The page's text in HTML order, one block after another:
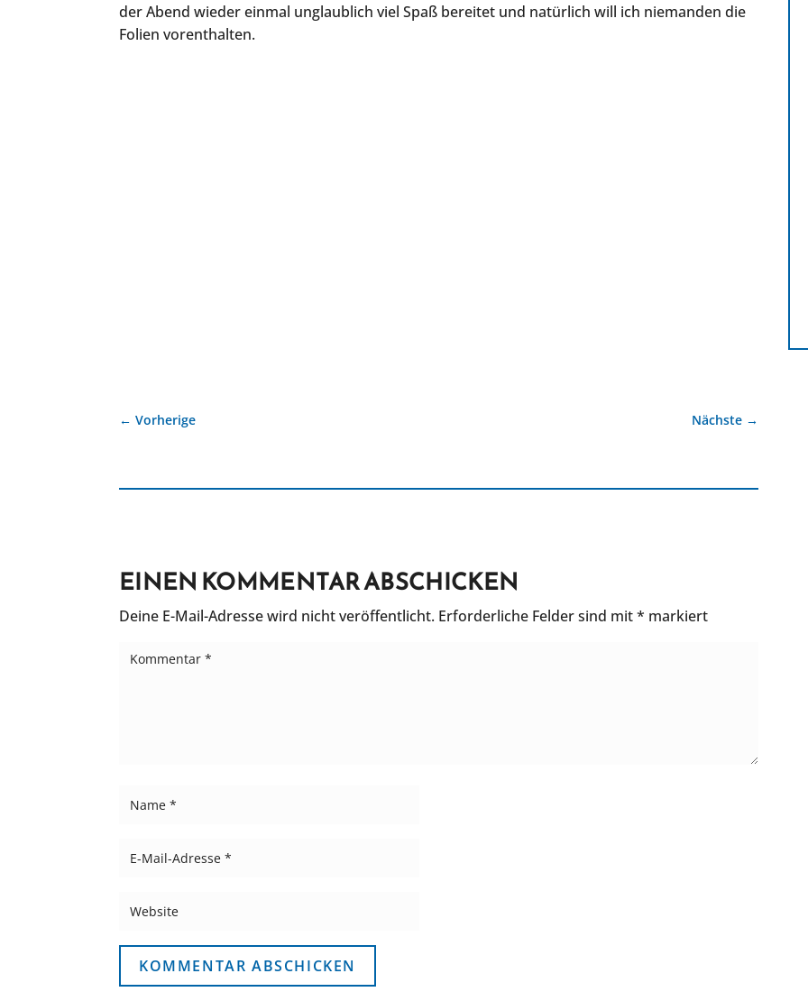
der Abend wieder einmal unglaublich viel Spaß bereitet und natürlich will ich niemanden die
Folien vorenthalten.
← Vorherige Nächste →
EINEN KOMMENTAR ABSCHICKEN
Deine E-Mail-Adresse wird nicht veröffentlicht. Erforderliche Felder sind mit* markiert
KOMMENTAR ABSCHICKEN